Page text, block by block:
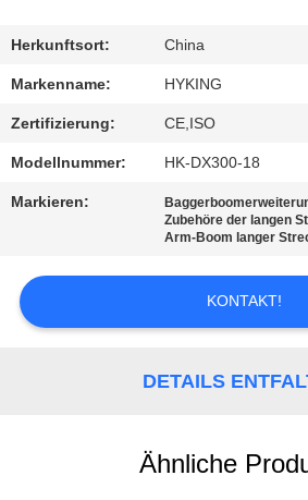
TRETEN
SIE
MIT
UNS
NACHRICHTEN
Herkunftsort: China
Markenname: HYKING
Zertifizierung: CE,ISO
Modellnummer: HK-DX300-18
Markieren:
Zubehöre der langen
Arm-Boom langer
KONTAKT!
DETAILS
Ähnliche